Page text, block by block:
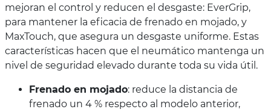
mejoran el control y reducen el desgaste: EverGrip,
para mantener la eficacia de frenado en mojado, y
MaxTouch, que asegura un desgaste uniforme. Estas
características hacen que el neumático mantenga un
nivel de seguridad elevado durante toda su vida útil.
Frenado en mojado: reduce la distancia de
frenado un 4 % respecto al modelo anterior,